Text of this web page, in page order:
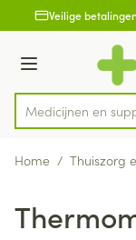
Ga naar de inhoud
1 van 1Veilige
Menu
Product, merk,
Med
Home / Thuiszorg